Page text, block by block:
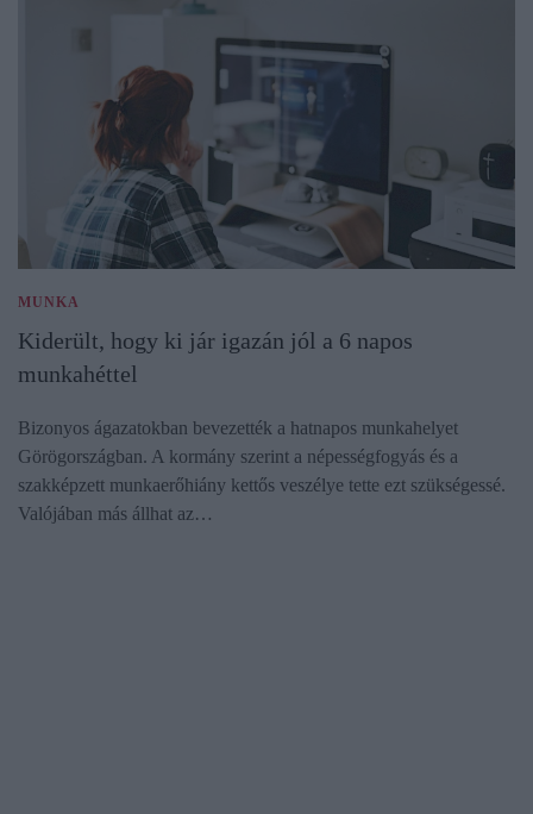
MUNKA
Kiderült, hogy ki jár igazán jól a 6 napos
munkahéttel
Bizonyos ágazatokban bevezették a hatnapos munkahelyet
Görögországban. A kormány szerint a népességfogyás és a
szakképzett munkaerőhiány kettős veszélye tette ezt szükségessé.
Valójában más állhat az…